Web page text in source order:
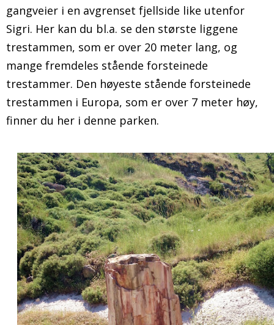
gangveier i en avgrenset fjellside like utenfor
Sigri. Her kan du bl.a. se den største liggene
trestammen, som er over 20 meter lang, og
mange fremdeles stående forsteinede
trestammer. Den høyeste stående forsteinede
trestammen i Europa, som er over 7 meter høy,
finner du her i denne parken.